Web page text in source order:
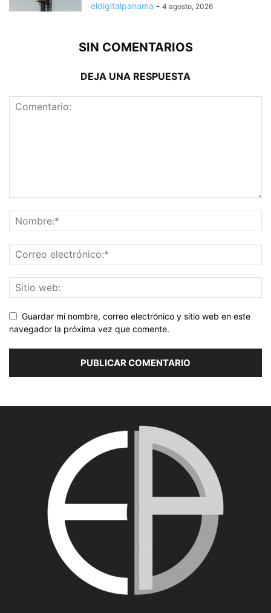
eldigitalpanama - 4 agosto, 2026
SIN COMENTARIOS
DEJA UNA RESPUESTA
Guardar mi nombre, correo electrónico y sitio web en este
navegador la próxima vez que comente.